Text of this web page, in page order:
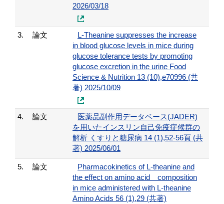
2026/03/18
3. 論文
L-Theanine suppresses the increase
in blood glucose levels in mice during
glucose tolerance tests by promoting
glucose excretion in the urine Food
Science & Nutrition 13 (10),e70996 (共
著) 2025/10/09
4. 論文
医薬品副作用データベース(JADER)
を用いたインスリン自己免疫症候群の
解析 くすりと糖尿病 14 (1),52-56頁 (共
著) 2025/06/01
5. 論文
Pharmacokinetics of L‑theanine and
the effect on amino acid composition
in mice administered with L‑theanine
Amino Acids 56 (1),29 (共著)